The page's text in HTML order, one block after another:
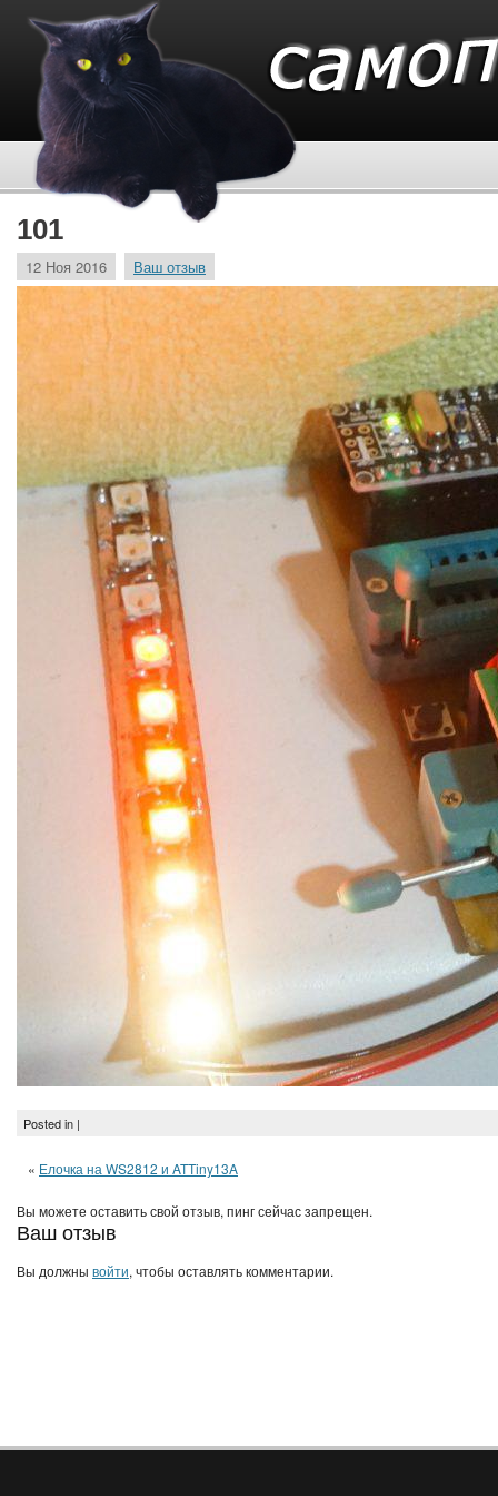
101
12 Ноя 2016 Ваш отзыв
Posted in |
« Елочка на WS2812 и ATTiny13A
Вы можете оставить свой отзыв, пинг сейчас запрещен.
Ваш отзыв
Вы должны войти, чтобы оставлять комментарии.